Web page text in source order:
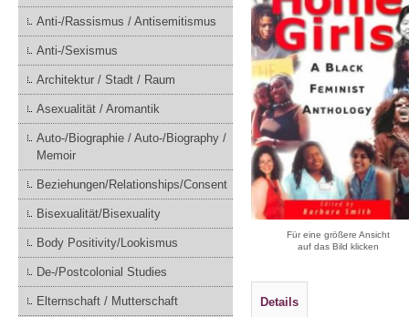
Anti-/Rassismus / Antisemitismus
Anti-/Sexismus
Architektur / Stadt / Raum
Asexualität / Aromantik
Auto-/Biographie / Auto-/Biography /
Memoir
Beziehungen/Relationships/Consent
Bisexualität/Bisexuality
Body Positivity/Lookismus
De-/Postcolonial Studies
Elternschaft / Mutterschaft
Für eine größere Ansicht
auf das Bild klicken
Details